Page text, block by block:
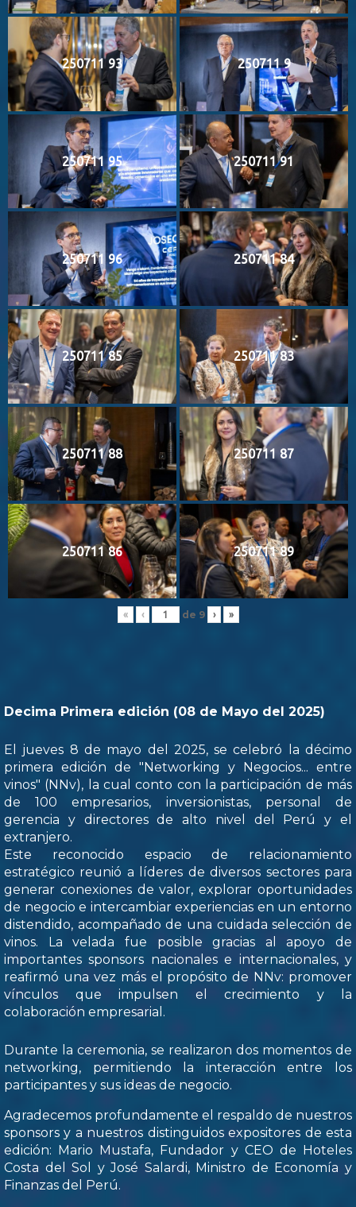
250711 93 250711 9
250711 95 250711 91
250711 96 250711 84
250711 85 250711 83
250711 88 250711 87
250711 86 250711 89
« ‹ de 9 › »
Decima Primera edición (08 de Mayo del 2025)
El jueves 8 de mayo del 2025, se celebró la décimo
primera edición de "Networking y Negocios... entre
vinos" (NNv), la cual conto con la participación de más
de 100 empresarios, inversionistas, personal de
gerencia y directores de alto nivel del Perú y el
extranjero.
Este reconocido espacio de relacionamiento
estratégico reunió a líderes de diversos sectores para
generar conexiones de valor, explorar oportunidades
de negocio e intercambiar experiencias en un entorno
distendido, acompañado de una cuidada selección de
vinos. La velada fue posible gracias al apoyo de
importantes sponsors nacionales e internacionales, y
reafirmó una vez más el propósito de NNv: promover
vínculos que impulsen el crecimiento y la
colaboración empresarial.
Durante la ceremonia, se realizaron dos momentos de
networking, permitiendo la interacción entre los
participantes y sus ideas de negocio.
Agradecemos profundamente el respaldo de nuestros
sponsors y a nuestros distinguidos expositores de esta
edición: Mario Mustafa, Fundador y CEO de Hoteles
Costa del Sol y José Salardi, Ministro de Economía y
Finanzas del Perú.